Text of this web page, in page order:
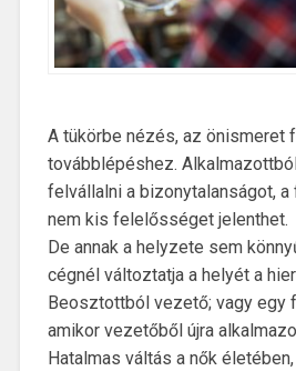
A tükörbe nézés, az önismeret
továbblépéshez.
felvállalni a bizonytalanságot,
nem kis felelősséget jelenthet.
De annak a helyzete sem
cégnél változtatja a helyét a
Beosztottból vezető; vagy egy
amikor vezetőből újra
Hatalmas váltás a nők